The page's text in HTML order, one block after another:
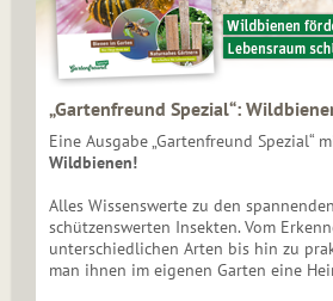
„Gartenfreund Spezial“:
Eine Ausgabe „Gartenfreund Spezial“
Wildbienen!
Alles Wissenswerte zu den
schützenswerten Insekten. Vom
unterschiedlichen Arten bis hin zu
man ihnen im eigenen Garten eine